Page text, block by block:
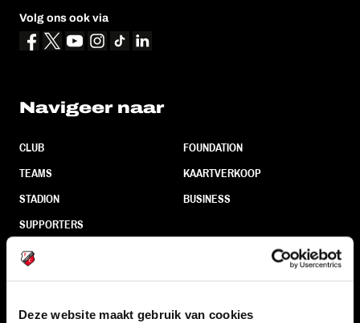
Deze website maakt gebruik van cookies
Volg ons ook via
Navigeer naar
CLUB
TEAMS
STADION
SUPPORTERS
FOUNDATION
KAARTVERKOOP
BUSINESS